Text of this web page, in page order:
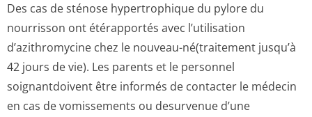
Des cas de sténose hypertrophique du pylore du
nourrisson ont étérapportés avec l’utilisation
d’azithromycine chez le nouveau-né(traitement jusqu’à
42 jours de vie). Les parents et le personnel
soignantdoivent être informés de contacter le médecin
en cas de vomissements ou desurvenue d’une